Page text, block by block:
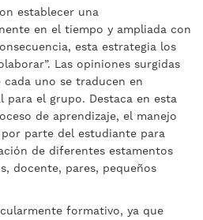
establecer una
en el tiempo y ampliada con
esta estrategia los
Las opiniones surgidas
cada uno se traducen en
para el grupo. Destaca en esta
de aprendizaje, el manejo
parte del estudiante para
de diferentes estamentos
docente, pares, pequeños
formativo, ya que